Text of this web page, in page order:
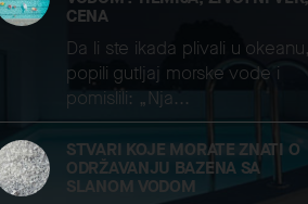
CENA
Da li ste ikada plivali u okeanu,
popili gutljaj morske vode i
pomislili: „Nja...
STVARI KOJE MORATE ZNATI O
ODRŽAVANJU BAZENA SA
SLANOM VODOM